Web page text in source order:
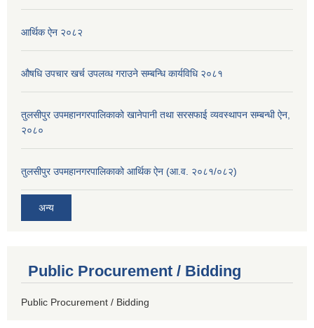
आर्थिक ऐन २०८२
औषधि उपचार खर्च उपलव्ध गराउने सम्बन्धि कार्यविधि २०८१
तुलसीपुर उपमहानगरपालिकाको खानेपानी तथा सरसफाई व्यवस्थापन सम्बन्धी ऐन,
२०८०
तुलसीपुर उपमहानगरपालिकाको आर्थिक ऐन (आ.व. २०८१/०८२)
अन्य
Public Procurement / Bidding
Public Procurement / Bidding